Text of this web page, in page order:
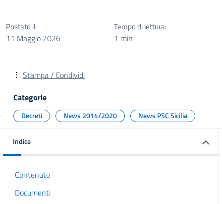
Postato il:
11 Maggio 2026
Tempo di lettura:
1 min
Stampa / Condividi
Categorie
Decreti News 2014/2020 News PSC Sicilia
Indice
Contenuto
Documenti